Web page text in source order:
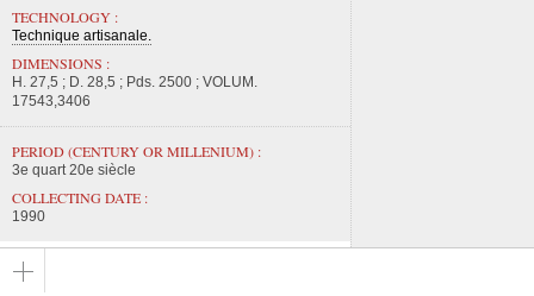
TECHNOLOGY :
Technique artisanale.
DIMENSIONS :
H. 27,5 ; D. 28,5 ; Pds. 2500 ; VOLUM.
17543,3406
PERIOD (CENTURY OR MILLENIUM) :
3e quart 20e siècle
COLLECTING DATE :
1990